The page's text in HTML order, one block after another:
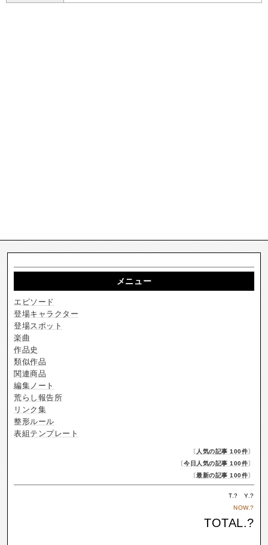
メニュー
エピソード
登場キャラクター
登場スポット
楽曲
作品史
類似作品
関連商品
編集ノート
荒らし報告所
リンク集
整形ルール
表組テンプレート
〔 人気の記事 100件〕
〔今日人気の記事 100件〕
〔最新の記事 100件〕
T.? Y.?
NOW.?
TOTAL.?